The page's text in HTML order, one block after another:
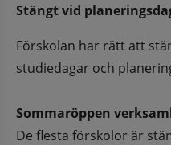
Stängt vid
Förskolan har rätt att
studiedagar och
Sommaröppen
De flesta förskolor är